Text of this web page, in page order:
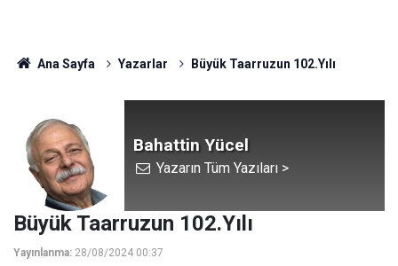
Ana Sayfa Yazarlar Büyük Taarruzun 102.Yılı
Bahattin Yücel
Yazarın Tüm Yazıları >
Büyük Taarruzun 102.Yılı
Yayınlanma: 28/08/2024 00:37